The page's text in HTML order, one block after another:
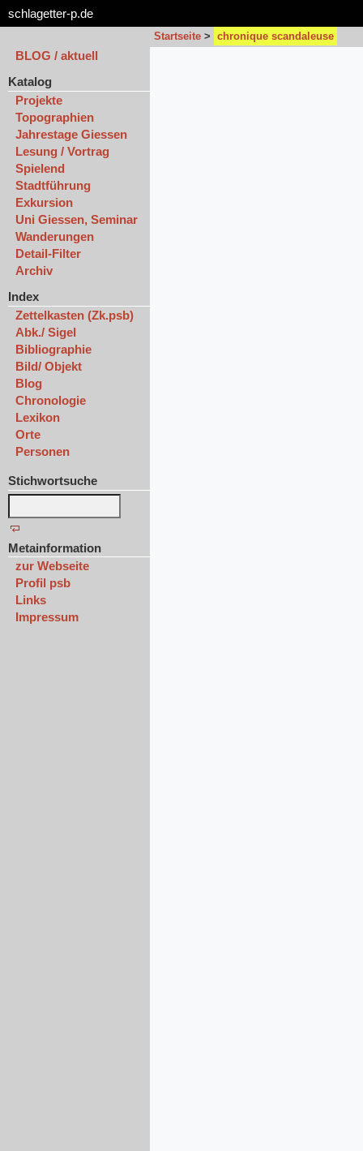
schlagetter-p.de
Startseite > chronique scandaleuse
BLOG / aktuell
Katalog
Projekte
Topographien
Jahrestage Giessen
Lesung / Vortrag
Spielend
Stadtführung
Exkursion
Uni Giessen, Seminar
Wanderungen
Detail-Filter
Archiv
Index
Zettelkasten (Zk.psb)
Abk./ Sigel
Bibliographie
Bild/ Objekt
Blog
Chronologie
Lexikon
Orte
Personen
Stichwortsuche
Metainformation
zur Webseite
Profil psb
Links
Impressum